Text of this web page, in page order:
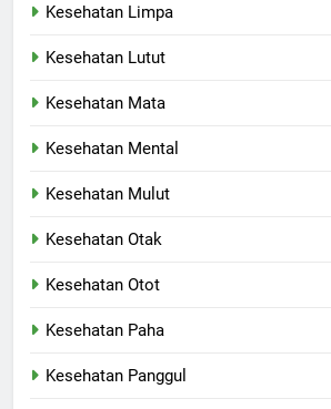
Kesehatan Limpa
Kesehatan Lutut
Kesehatan Mata
Kesehatan Mental
Kesehatan Mulut
Kesehatan Otak
Kesehatan Otot
Kesehatan Paha
Kesehatan Panggul